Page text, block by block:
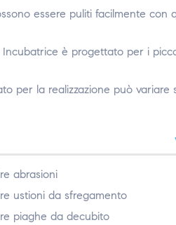
essere puliti facilmente
è progettato per i
per la realizzazione può variare
abrasioni
ustioni da sfregamento
piaghe da decubito